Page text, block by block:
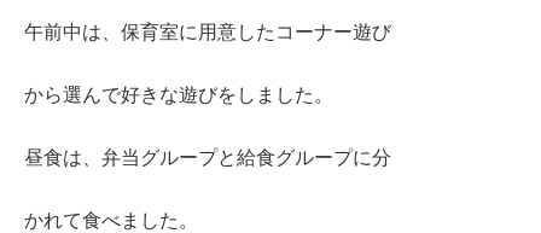
午前中は、保育室に用意したコーナー遊び
から選んで好きな遊びをしました。
昼食は、弁当グループと給食グループに分
かれて食べました。